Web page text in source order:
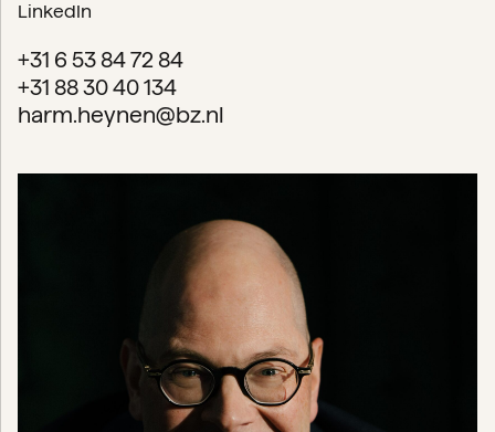
LinkedIn
+31 6 53 84 72 84
+31 88 30 40 134
harm.heynen@bz.nl